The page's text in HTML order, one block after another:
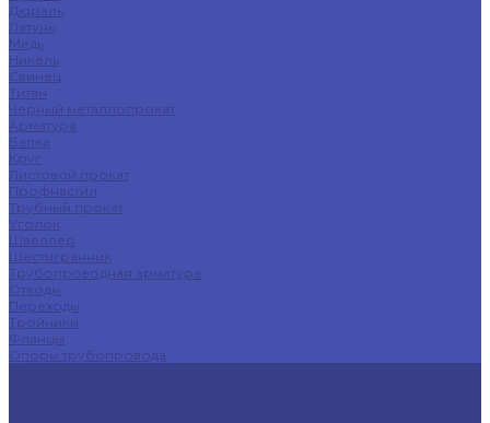
Дюраль
Латунь
Медь
Никель
Свинец
Титан
Черный металлопрокат
Арматура
Балка
Круг
Листовой прокат
Профнастил
Трубный прокат
Уголок
Швеллер
Шестигранник
Трубопроводная арматура
Отводы
Переходы
Тройники
Фланцы
Опоры трубопровода